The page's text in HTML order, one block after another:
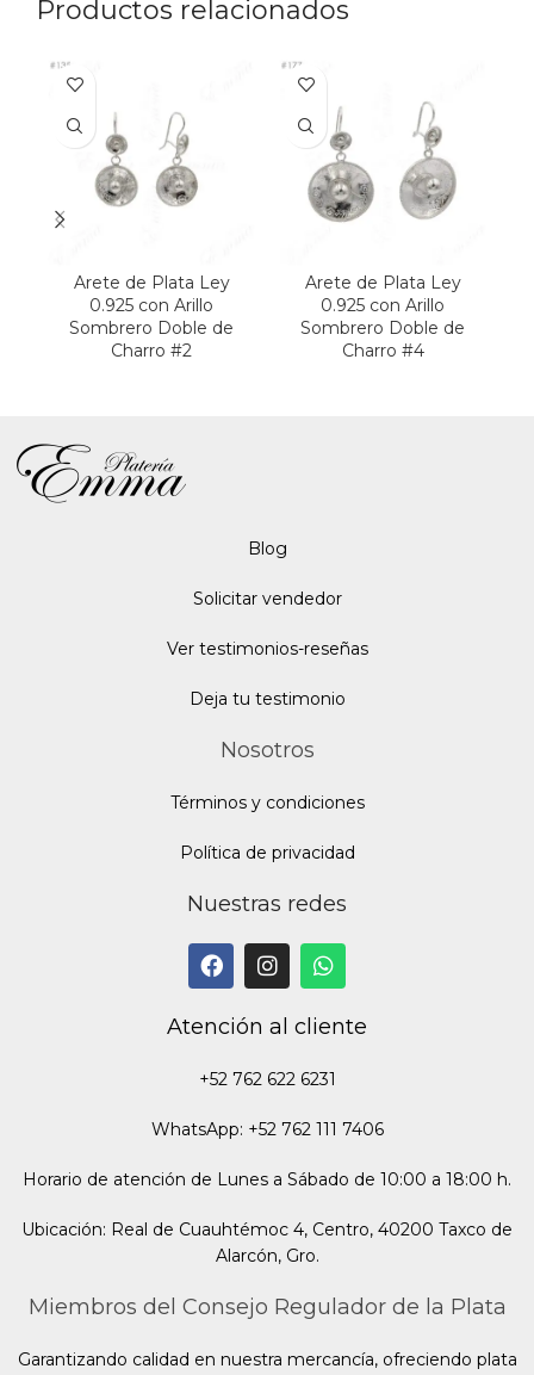
Productos relacionados
Arete de Plata Ley
0.925 con Arillo
Sombrero Doble de
Charro #2
Arete de Plata Ley
0.925 con Arillo
Sombrero Doble de
Charro #4
Blog
Solicitar vendedor
Ver testimonios-reseñas
Deja tu testimonio
Nosotros
Términos y condiciones
Política de privacidad
Nuestras redes
Atención al cliente
+52 762 622 6231
WhatsApp: +52 762 111 7406
Horario de atención de Lunes a Sábado de 10:00 a 18:00 h.
Ubicación: Real de Cuauhtémoc 4, Centro, 40200 Taxco de
Alarcón, Gro.
Miembros del Consejo Regulador de la Plata
Garantizando calidad en nuestra mercancía, ofreciendo plata